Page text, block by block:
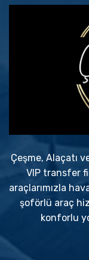
Çeşme, Alaçatı
VIP transfer
araçlarımızla
şoförlü araç
konforlu